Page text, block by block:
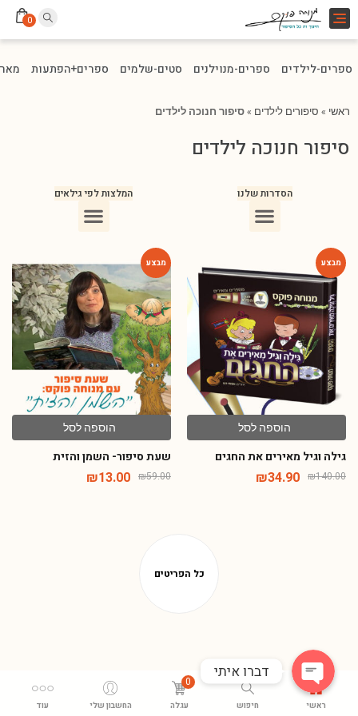
Toggle
navigation
0
ספרים-לילדים ספרים-מנוילנים סטים-שלמים ספרים+הפתעות
ראשי » סיפורים לילדים »סיפור חנוכה לילדים
סיפור חנוכה לילדים
הסדרות שלנו המלצות לפי גילאים
הוספה לסל
גילה וגיל מאירים את החגים
₪140.00
₪34.90
-78%
הוספה לסל
שעת סיפור- השמן והזית
₪59.00
₪13.00
ראשי חיפוש
0
עגלה החשבון שלי עוד
דברו איתי